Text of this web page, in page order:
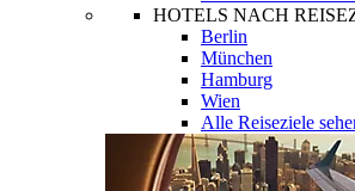
HOTELS NACH
Berlin
München
Hamburg
Wien
Alle Reiseziele